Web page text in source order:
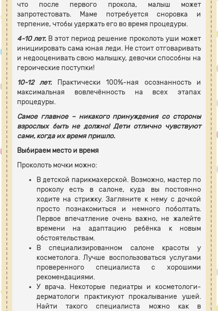
что после первого прокола, малыш может
запротестовать. Маме потребуется сноровка и
терпение, чтобы удержать его во время процедуры.
4-10 лет. В этот период решение проколоть уши может
инициировать сама юная леди. Не стоит отговаривать
и недооценивать свою малышку, девочки способны на
героические поступки!
10-12 лет.
Практически 100%-ная осознанность и
максимальная вовлечённость на всех этапах
процедуры.
Самое главное – никакого принуждения со стороны
взрослых быть не должно! Дети отлично чувствуют
сами, когда их время пришло.
Выбираем место и время
Проколоть мочки можно:
В детской парикмахерской. Возможно, мастер по
проколу есть в салоне, куда вы постоянно
ходите на стрижку. Загляните к нему с дочкой
просто познакомиться и немного поболтать.
Первое впечатление очень важно, не жалейте
времени на адаптацию ребёнка к новым
обстоятельствам.
В специализированном салоне красоты у
косметолога. Лучше воспользоваться услугами
проверенного специалиста с хорошими
рекомендациями.
У врача. Некоторые педиатры и косметологи-
дерматологи практикуют прокалывание ушей.
Найти такого специалиста можно как в